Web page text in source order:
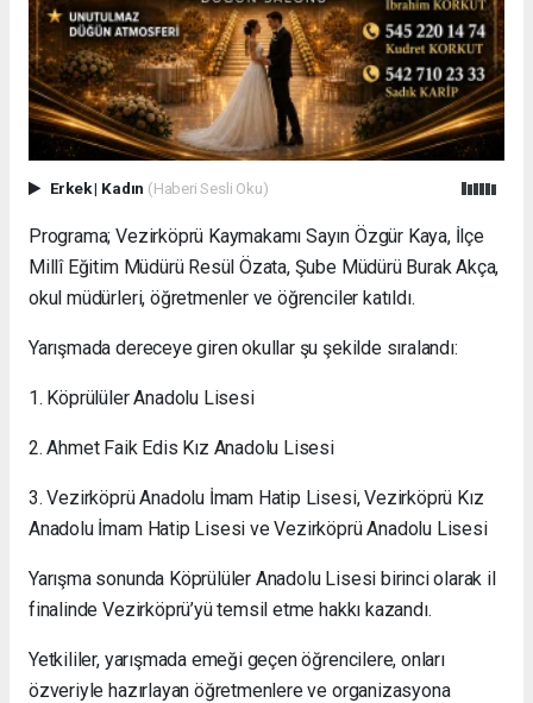
Erkek| Kadın (Haberi Sesli Oku)
Programa; Vezirköprü Kaymakamı Sayın Özgür Kaya, İlçe
Millî Eğitim Müdürü Resül Özata, Şube Müdürü Burak Akça,
okul müdürleri, öğretmenler ve öğrenciler katıldı.
Yarışmada dereceye giren okullar şu şekilde sıralandı:
1. Köprülüler Anadolu Lisesi
2. Ahmet Faik Edis Kız Anadolu Lisesi
3. Vezirköprü Anadolu İmam Hatip Lisesi, Vezirköprü Kız
Anadolu İmam Hatip Lisesi ve Vezirköprü Anadolu Lisesi
Yarışma sonunda Köprülüler Anadolu Lisesi birinci olarak il
finalinde Vezirköprü’yü temsil etme hakkı kazandı.
Yetkililer, yarışmada emeği geçen öğrencilere, onları
özveriyle hazırlayan öğretmenlere ve organizasyona